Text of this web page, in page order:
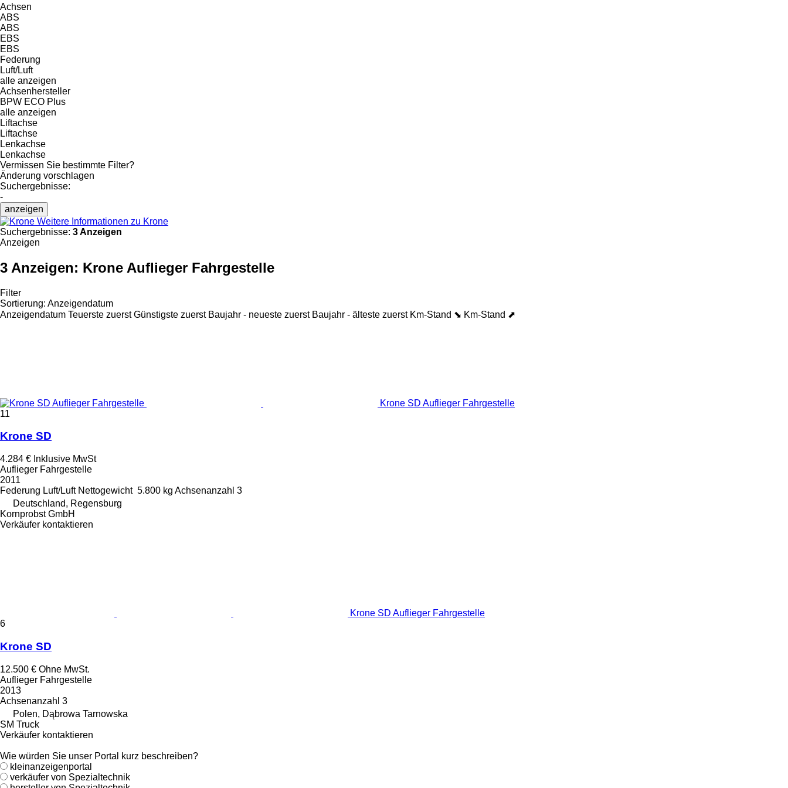
Achsen
ABS
ABS
EBS
EBS
Federung
Luft/Luft
alle anzeigen
Achsenhersteller
BPW ECO Plus
alle anzeigen
Liftachse
Liftachse
Lenkachse
Lenkachse
Vermissen Sie bestimmte Filter?
Änderung vorschlagen
Suchergebnisse:
-
anzeigen
Weitere Informationen zu Krone
Suchergebnisse: 3 Anzeigen
Anzeigen
3 Anzeigen: Krone Auflieger Fahrgestelle
Filter
Sortierung: Anzeigendatum
Anzeigendatum Teuerste zuerst Günstigste zuerst Baujahr - neueste zuerst Baujahr - älteste zuerst Km-Stand ⬊ Km-Stand ⬈
Krone SD Auflieger Fahrgestelle
11
Krone SD
4.284 € Inklusive MwSt
Auflieger Fahrgestelle
2011
Federung Luft/Luft Nettogewicht 5.800 kg Achsenanzahl 3
Deutschland, Regensburg
Kornprobst GmbH
Verkäufer kontaktieren
Krone SD Auflieger Fahrgestelle
6
Krone SD
12.500 € Ohne MwSt.
Auflieger Fahrgestelle
2013
Achsenanzahl 3
Polen, Dąbrowa Tarnowska
SM Truck
Verkäufer kontaktieren
Wie würden Sie unser Portal kurz beschreiben?
kleinanzeigenportal
verkäufer von Spezialtechnik